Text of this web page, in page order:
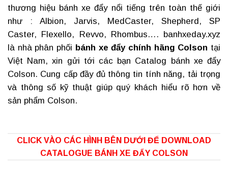
thương hiệu bánh xe đẩy nổi tiếng trên toàn thế giới
như : Albion, Jarvis, MedCaster, Shepherd, SP
Caster, Flexello, Revvo, Rhombus…. banhxeday.xyz
là nhà phân phối bánh xe đẩy chính hãng Colson tại
Việt Nam, xin gửi tới các bạn Catalog bánh xe đẩy
Colson. Cung cấp đầy đủ thông tin tính năng, tải trọng
và thông số kỹ thuật giúp quý khách hiểu rõ hơn về
sản phẩm Colson.
CLICK VÀO CÁC HÌNH BÊN DƯỚI ĐỂ DOWNLOAD
CATALOGUE BÁNH XE ĐẨY COLSON